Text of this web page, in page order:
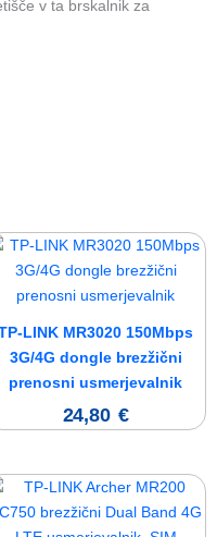
v ta brskalnik za
LINK MR3020 150Mbps
3G/4G dongle brezžični
prenosni usmerjevalnik
24,80 €